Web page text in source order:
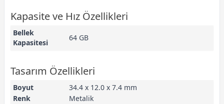
Kapasite ve Hız Özellikleri
Bellek
Kapasitesi
64 GB
Tasarım Özellikleri
Boyut
34.4 x 12.0 x 7.4 mm
Renk
Metalik